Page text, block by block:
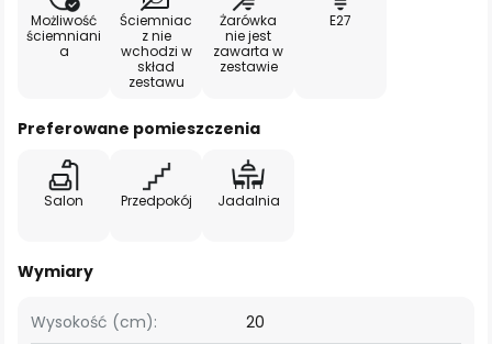
Możliwość
ściemniani
a
Ściemniac
z nie
wchodzi w
skład
zestawu
Żarówka
nie jest
zawarta w
zestawie
E27
Preferowane pomieszczenia
Salon Przedpokój Jadalnia
Wymiary
Wysokość (cm):
20